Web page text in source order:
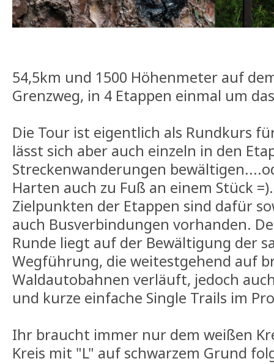
54,5km und 1500 Höhenmeter auf
Grenzweg, in 4 Etappen einmal um
Die Tour ist eigentlich als Rundkurs
lässt sich aber auch einzeln in den
Streckenwanderungen
Harten auch zu Fuß an einem Stück
Zielpunkten der Etappen sind dafür
auch Busverbindungen vorhanden.
Runde liegt auf der Bewältigung der
Wegführung, die weitestgehend auf
Waldautobahnen verläuft, jedoch
und kurze einfache Single Trails im
Ihr braucht immer nur dem weißen
Kreis mit "L" auf schwarzem Grund